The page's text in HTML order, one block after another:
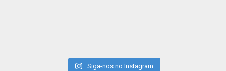
Siga-nos no Instagram